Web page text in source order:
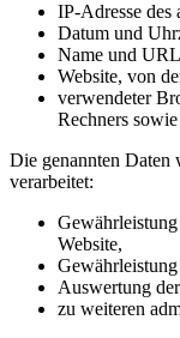
IP-Adresse des
Datum und
Name und
Website, von
verwendeter
Rechners
Die genannten Daten
verarbeitet:
Website,
Auswertung
zu weiteren